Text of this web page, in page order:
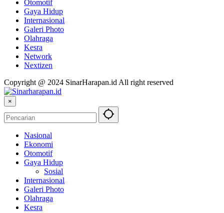
Otomotif
Gaya Hidup
Internasional
Galeri Photo
Olahraga
Kesra
Network
Nextizen
Copyright @ 2024 SinarHarapan.id All right reserved
×
Nasional
Ekonomi
Otomotif
Gaya Hidup
Sosial
Internasional
Galeri Photo
Olahraga
Kesra